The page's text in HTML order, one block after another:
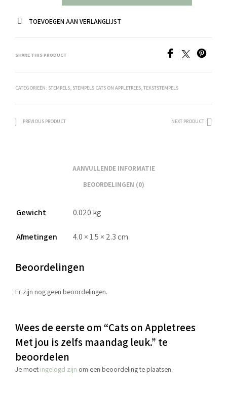
TOEVOEGEN AAN VERLANGLIJST
SHARE THIS PRODUCT
CATEGORIEËN: STEMPELS, STEMPELS CATS ON APPLETREES,TEKSTSTEMPELS
PREVIOUS PRODUCT NEXT PRODUCT
AANVULLENDE INFORMATIE
BEOORDELINGEN (0)
Gewicht 0.020 kg
Afmetingen 4.0 × 1.5 × 2.3 cm
Beoordelingen
Er zijn nog geen beoordelingen.
Wees de eerste om “Cats on Appletrees
Met jou is zelfs maandag leuk.” te
beoordelen
Je moet ingelogd zijn om een beoordeling te plaatsen.